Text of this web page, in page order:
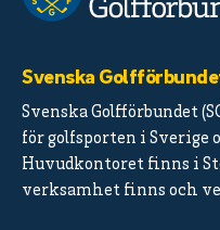
Svenska
Svenska Golfförbundet
för golfsporten i Sverige
Huvudkontoret finns i
verksamhet finns och